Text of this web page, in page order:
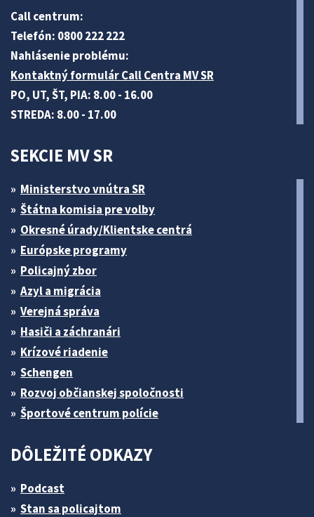
Call centrum:
Telefón: 0800 222 222
Nahlásenie problému:
Kontaktný formulár Call Centra MV SR
PO, UT, ŠT, PIA: 8.00 - 16.00
STREDA: 8.00 - 17.00
SEKCIE MV SR
Ministerstvo vnútra SR
Štátna komisia pre volby
Okresné úrady/Klientske centrá
Európske programy
Policajný zbor
Azyl a migrácia
Verejná správa
Hasiči a záchranári
Krízové riadenie
Schengen
Rozvoj občianskej spoločnosti
Športové centrum polície
DÔLEŽITÉ ODKAZY
Podcast
Stan sa policajtom